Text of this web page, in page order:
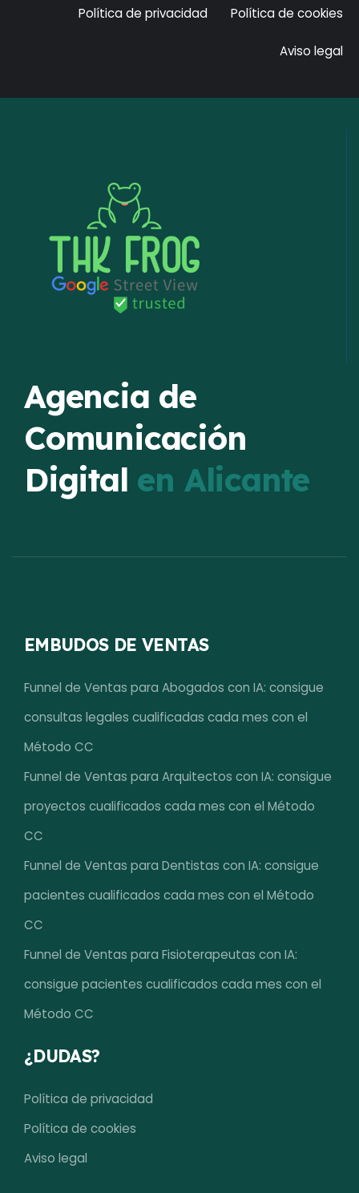
Política de privacidad Política de cookies
Aviso legal
Agencia de
Comunicación
Digital en Alicante
EMBUDOS DE VENTAS
Funnel de Ventas para Abogados con IA: consigue
consultas legales cualificadas cada mes con el
Método CC
Funnel de Ventas para Arquitectos con IA: consigue
proyectos cualificados cada mes con el Método
CC
Funnel de Ventas para Dentistas con IA: consigue
pacientes cualificados cada mes con el Método
CC
Funnel de Ventas para Fisioterapeutas con IA:
consigue pacientes cualificados cada mes con el
Método CC
¿DUDAS?
Política de privacidad
Política de cookies
Aviso legal